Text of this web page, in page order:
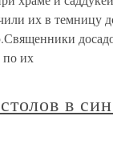
их в темницу
их
в